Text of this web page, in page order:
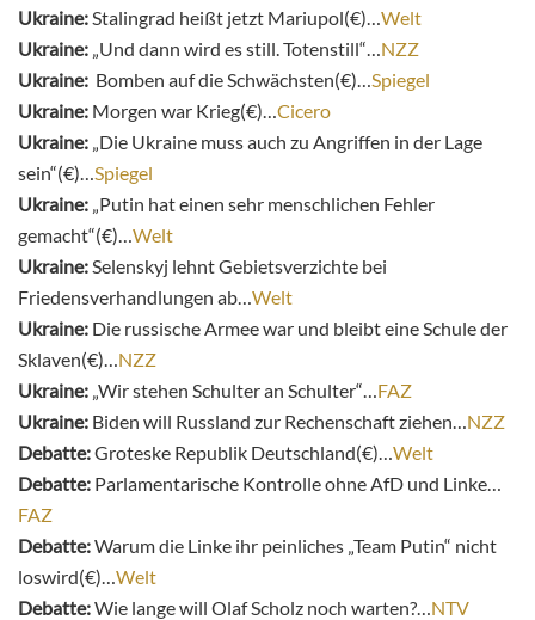
Ukraine:Stalingrad heißt jetzt Mariupol(€)…Welt
Ukraine: „Und dann wird es still. Totenstill“…NZZ
Ukraine: Bomben auf die Schwächsten(€)…Spiegel
Ukraine: Morgen war Krieg(€)…Cicero
Ukraine: „Die Ukraine muss auch zu Angriffen in der Lage
sein“(€)…Spiegel
Ukraine: „Putin hat einen sehr menschlichen Fehler
gemacht“(€)…Welt
Ukraine:Selenskyj lehnt Gebietsverzichte bei
Friedensverhandlungen ab…Welt
Ukraine: Die russische Armee war und bleibt eine Schule der
Sklaven(€)…NZZ
Ukraine: „Wir stehen Schulter an Schulter“…FAZ
Ukraine: Biden will Russland zur Rechenschaft ziehen…NZZ
Debatte:Groteske Republik Deutschland(€)…Welt
Debatte: Parlamentarische Kontrolle ohne AfD und Linke…
FAZ
Debatte:Warum die Linke ihr peinliches „Team Putin“ nicht
loswird(€)…Welt
Debatte:Wie lange will Olaf Scholz noch warten?…NTV